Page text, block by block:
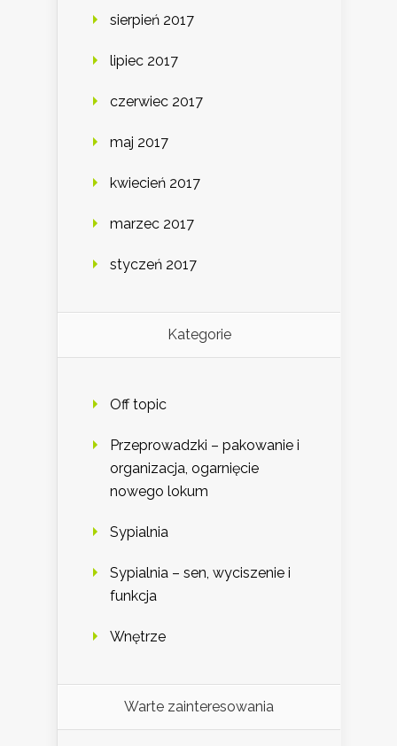
sierpień 2017
lipiec 2017
czerwiec 2017
maj 2017
kwiecień 2017
marzec 2017
styczeń 2017
Kategorie
Off topic
Przeprowadzki – pakowanie i
organizacja, ogarnięcie
nowego lokum
Sypialnia
Sypialnia – sen, wyciszenie i
funkcja
Wnętrze
Warte zainteresowania